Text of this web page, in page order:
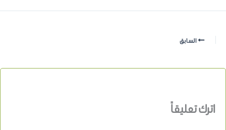
السابق
اترك تعليقاً